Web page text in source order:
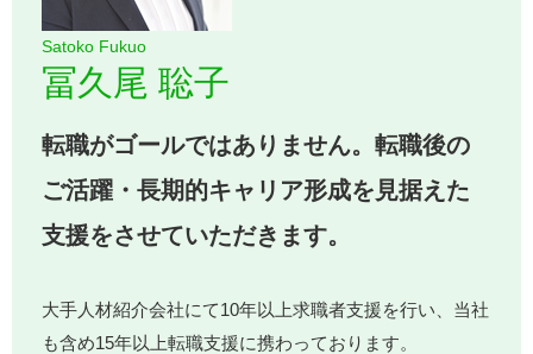
Satoko Fukuo
冨久尾 聡子
転職がゴールではありません。転職後の
ご活躍・長期的キャリア形成を見据えた
支援をさせていただきます。
大手人材紹介会社にて10年以上求職者支援を行い、当社
も含め15年以上転職支援に携わっております。